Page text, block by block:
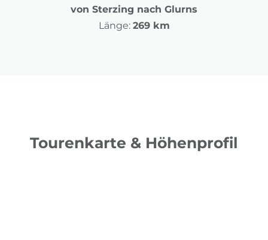
von Sterzing nach Glurns
Länge: 269 km
Tourenkarte & Höhenprofil